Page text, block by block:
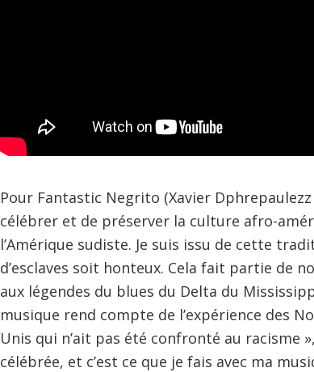
Pour Fantastic Negrito (Xavier
célébrer et de préserver la culture afro-
l’Amérique sudiste. Je suis issu de cette
d’esclaves soit honteux. Cela fait partie de
aux légendes du blues du Delta du
musique rend compte de l’expérience des
Unis qui n’ait pas été confronté au racisme
célébrée, et c’est ce que je fais avec ma